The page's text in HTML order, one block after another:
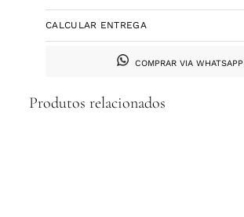
CALCULAR ENTREGA
COMPRAR VIA WHATSAPP
Produtos relacionados